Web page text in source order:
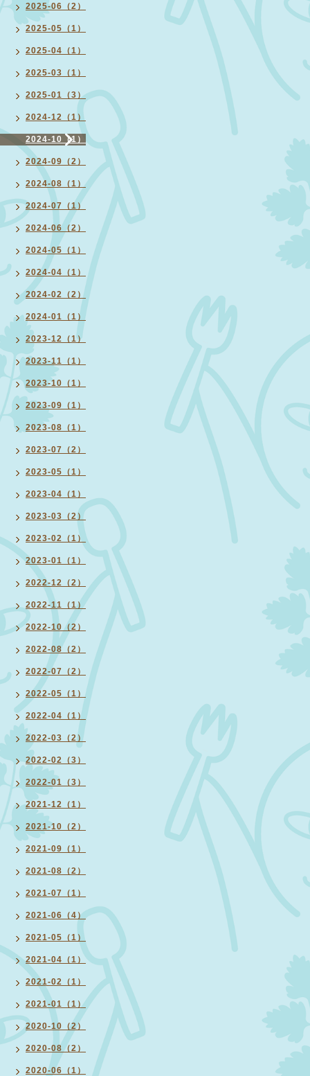
2025-06（2）
2025-05（1）
2025-04（1）
2025-03（1）
2025-01（3）
2024-12（1）
2024-10（1）
2024-09（2）
2024-08（1）
2024-07（1）
2024-06（2）
2024-05（1）
2024-04（1）
2024-02（2）
2024-01（1）
2023-12（1）
2023-11（1）
2023-10（1）
2023-09（1）
2023-08（1）
2023-07（2）
2023-05（1）
2023-04（1）
2023-03（2）
2023-02（1）
2023-01（1）
2022-12（2）
2022-11（1）
2022-10（2）
2022-08（2）
2022-07（2）
2022-05（1）
2022-04（1）
2022-03（2）
2022-02（3）
2022-01（3）
2021-12（1）
2021-10（2）
2021-09（1）
2021-08（2）
2021-07（1）
2021-06（4）
2021-05（1）
2021-04（1）
2021-02（1）
2021-01（1）
2020-10（2）
2020-08（2）
2020-06（1）